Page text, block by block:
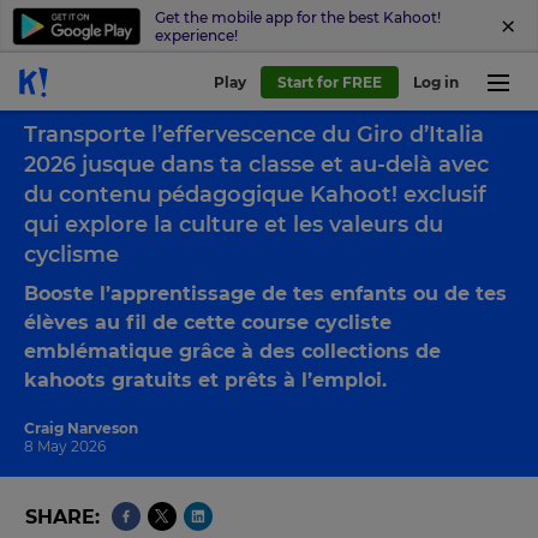
Get the mobile app for the best Kahoot!
experience!
Play Start for FREE Log in
Craig Narveson
8 May 2026
Transporte l’effervescence du Giro d’Italia
2026 jusque dans ta classe et au-delà avec
du contenu pédagogique Kahoot! exclusif
qui explore la culture et les valeurs du
cyclisme
Booste l’apprentissage de tes enfants ou de tes
élèves au fil de cette course cycliste
emblématique grâce à des collections de
kahoots gratuits et prêts à l’emploi.
SHARE